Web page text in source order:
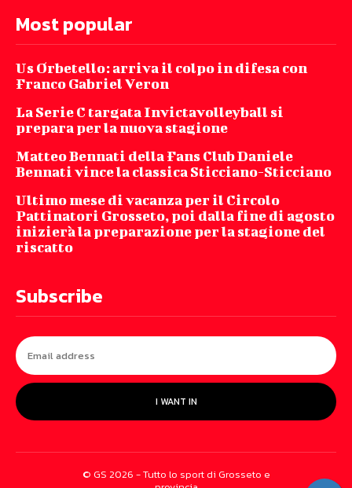
Most popular
Us Orbetello: arriva il colpo in difesa con
Franco Gabriel Veron
La Serie C targata Invictavolleyball si
prepara per la nuova stagione
Matteo Bennati della Fans Club Daniele
Bennati vince la classica Sticciano-Sticciano
Ultimo mese di vacanza per il Circolo
Pattinatori Grosseto, poi dalla fine di agosto
inizierà la preparazione per la stagione del
riscatto
Subscribe
I WANT IN
© GS 2026 - Tutto lo sport di Grosseto e